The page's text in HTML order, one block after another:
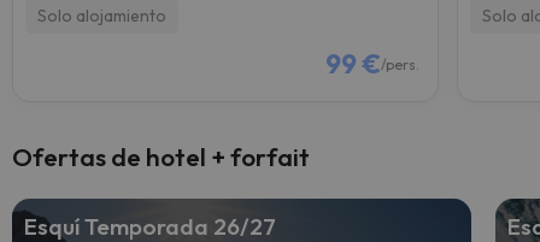
Solo alojamiento
99 €/pers.
Solo
Ofertas de hotel + forfait
Esquí Temporada 26/27